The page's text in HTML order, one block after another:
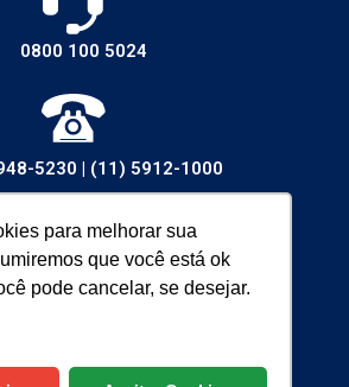
para melhorar sua
que você está ok
pode cancelar, se desejar.
0800 100 5024
5230 | (11) 5912-1000